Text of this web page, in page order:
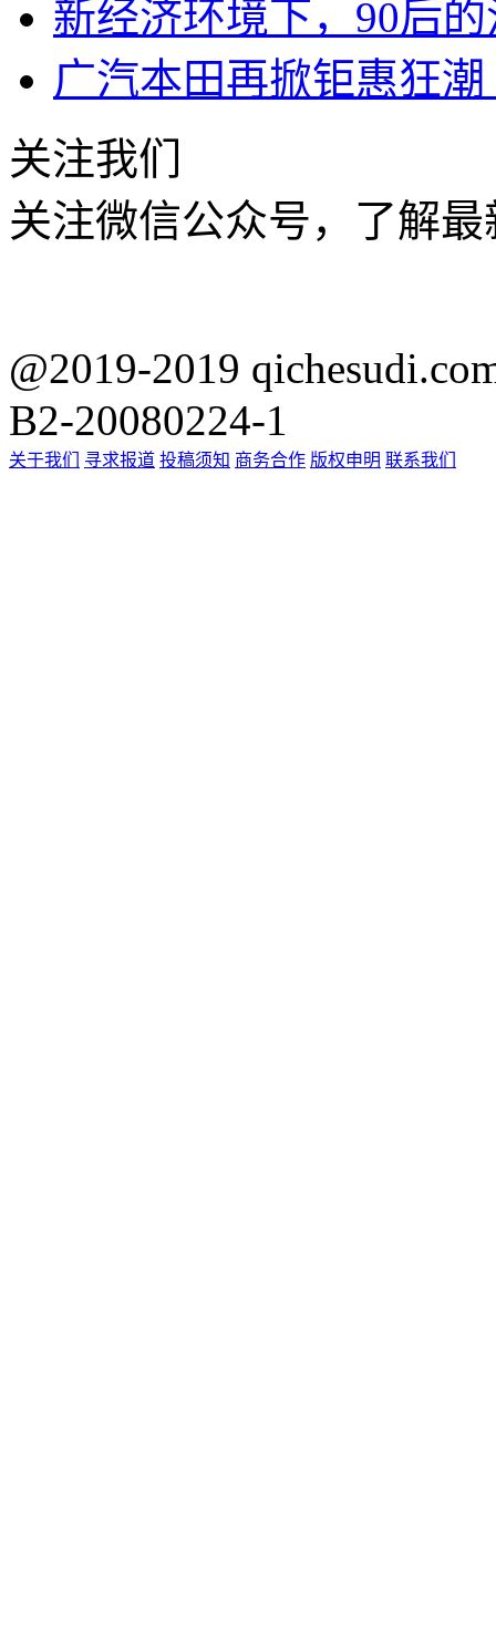
新经济环境下，90后
广汽本田再掀钜惠狂
关注我们
关注微信公众号，了解
@2019-2019
B2-20080224-1
关于我们 寻求报道 投稿须知 商务合作 版权申明 联系我们